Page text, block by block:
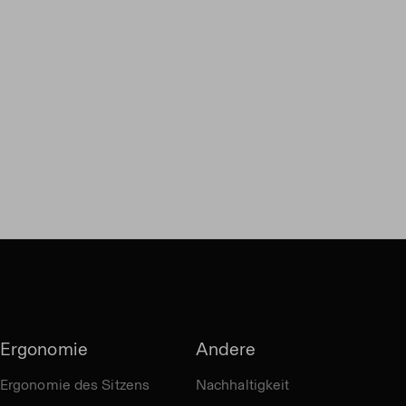
Ergonomie
Ergonomie des Sitzens
Andere
Nachhaltigkeit